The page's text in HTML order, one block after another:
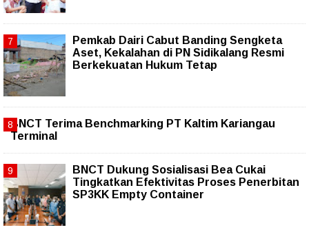
Pemkab Dairi Cabut Banding Sengketa
Aset, Kekalahan di PN Sidikalang Resmi
Berkekuatan Hukum Tetap
BNCT Terima Benchmarking PT Kaltim Kariangau
Terminal
BNCT Dukung Sosialisasi Bea Cukai
Tingkatkan Efektivitas Proses Penerbitan
SP3KK Empty Container